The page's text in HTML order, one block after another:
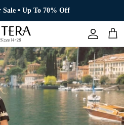
• Up To 70% Off
Konto